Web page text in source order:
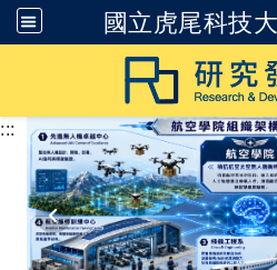
國立虎尾科技
跳到主
:::